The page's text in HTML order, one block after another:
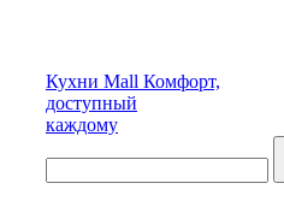
Кухни Mall Комфорт,
доступный
каждому